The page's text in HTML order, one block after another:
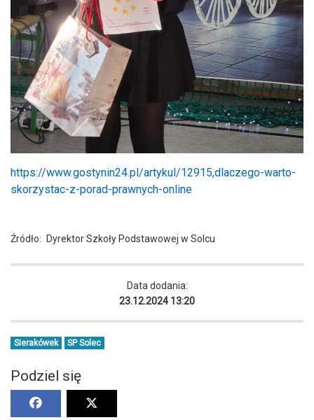
https://www.gostynin24.pl/artykul/12915,dlaczego-warto-
skorzystac-z-porad-prawnych-online
Źródło: Dyrektor Szkoły Podstawowej w Solcu
Data dodania:
23.12.2024 13:20
Sierakówek SP Solec
Podziel się